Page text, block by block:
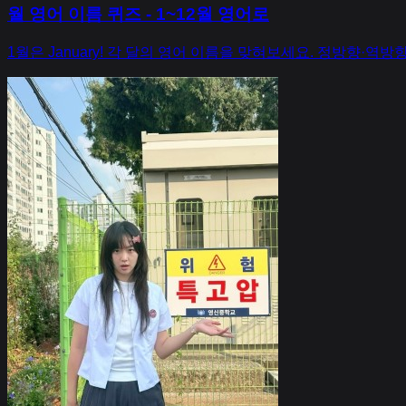
월 영어 이름 퀴즈 - 1~12월 영어로
1월은 January! 각 달의 영어 이름을 맞혀보세요. 정방향·역방